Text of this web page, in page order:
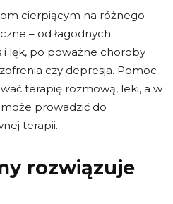
cierpiącym na różnego
– od łagodnych
i lęk, po poważne choroby
czy depresja. Pomoc
terapię rozmową, leki, a w
prowadzić do
terapii.
rozwiązuje